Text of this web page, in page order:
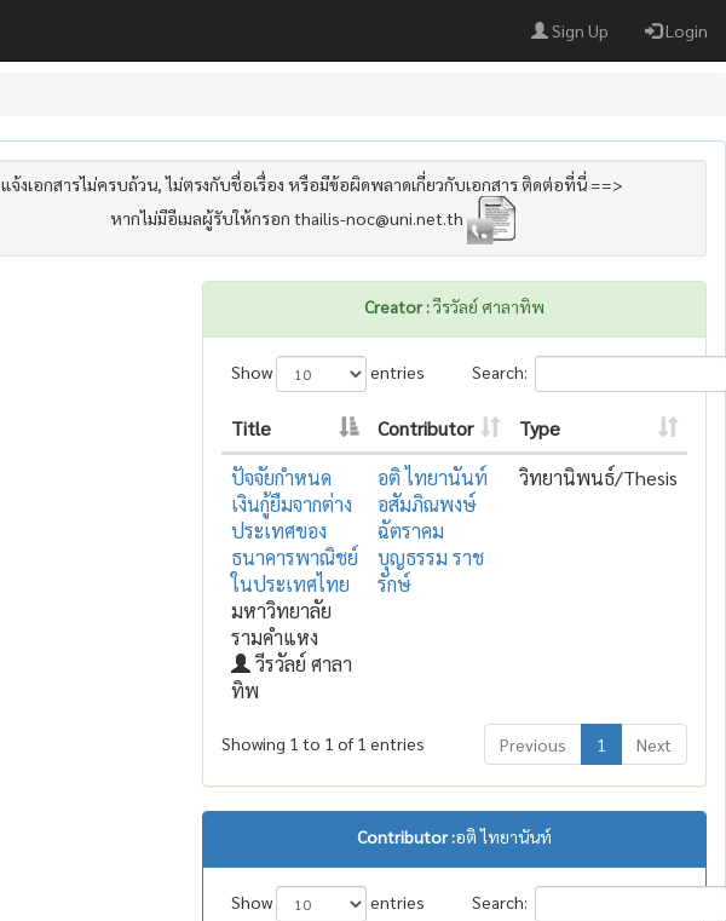
Sign Up Login
แจ้งเอกสารไม่ครบถ้วน, ไม่ตรงกับชื่อเรื่อง หรือมีข้อผิดพลาดเกี่ยวกับเอกสาร ติดต่อที่นี่ ==>
หากไม่มีอีเมลผู้รับให้กรอก thailis-noc@uni.net.th
Creator :วีรวัลย์ ศาลาทิพ
Show entries Search:
Title Contributor
Type
ปัจจัยกำหนด
เงินกู้ยืมจากต่าง
ประเทศของ
ธนาคารพาณิชย์
ในประเทศไทย
มหาวิทยาลัย
รามคำแหง
วีรวัลย์ ศาลา
ทิพ
อติ ไทยานันท์
อสัมภิณพงษ์
ฉัตราคม
บุญธรรม ราช
รักษ์
วิทยานิพนธ์/Thesis
Showing 1 to 1 of 1 entries Previous 1 Next
Contributor :อติ ไทยานันท์
Show entries Search: